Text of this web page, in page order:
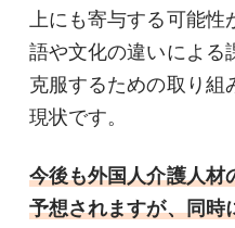
上にも寄与する可能性
語や文化の違いによる
克服するための取り組
現状です。
今後も外国人介護人材
予想されますが、同時